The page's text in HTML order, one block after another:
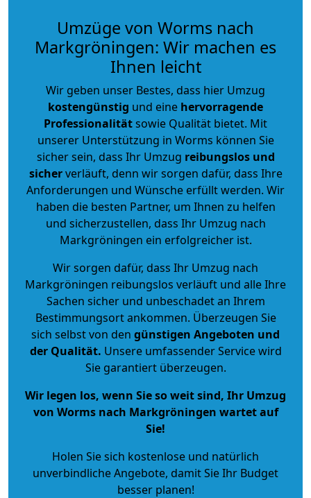
Umzüge von Worms nach
Markgröningen: Wir machen es
Ihnen leicht
Wir geben unser Bestes, dass hier Umzug
kostengünstig und eine hervorragende
Professionalitätsowie Qualität bietet. Mit
unserer Unterstützung in Worms können Sie
sicher sein, dass Ihr Umzug reibungslos und
sicherverläuft, denn wir sorgen dafür, dass Ihre
Anforderungen und Wünsche erfüllt werden. Wir
haben die besten Partner, um Ihnen zu helfen
und sicherzustellen, dass Ihr Umzug nach
Markgröningen ein erfolgreicher ist.
Wir sorgen dafür, dass Ihr Umzug nach
Markgröningen reibungslos verläuft und alle Ihre
Sachen sicher und unbeschadet an Ihrem
Bestimmungsort ankommen. Überzeugen Sie
sich selbst von den günstigen Angeboten und
der Qualität. Unsere umfassender Service wird
Sie garantiert überzeugen.
Wir legen los, wenn Sie so weit sind, Ihr Umzug
von Worms nach Markgröningen wartet auf
Sie!
Holen Sie sich kostenlose und natürlich
unverbindliche Angebote, damit Sie Ihr Budget
besser planen!